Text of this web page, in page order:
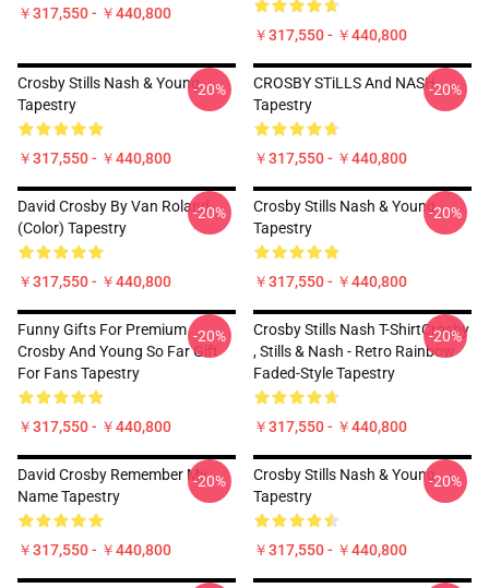
￥317,550 - ￥440,800
￥317,550 - ￥440,800
Crosby Stills Nash & Young
Tapestry
￥317,550 - ￥440,800
-20%
CROSBY STiLLS And NASH
Tapestry
￥317,550 - ￥440,800
-20%
David Crosby By Van Roland
(Color) Tapestry
￥317,550 - ￥440,800
-20%
Crosby Stills Nash & Young
Tapestry
￥317,550 - ￥440,800
-20%
Funny Gifts For Premium
Crosby And Young So Far Gift
For Fans Tapestry
￥317,550 - ￥440,800
-20%
Crosby Stills Nash T-ShirtCrosby
, Stills & Nash - Retro Rainbow
Faded-Style Tapestry
￥317,550 - ￥440,800
-20%
David Crosby Remember My
Name Tapestry
￥317,550 - ￥440,800
-20%
Crosby Stills Nash & Young
Tapestry
￥317,550 - ￥440,800
-20%